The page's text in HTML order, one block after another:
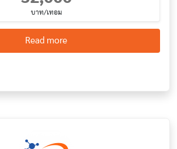
บาท/เทอม
Read moreabout Data Science and